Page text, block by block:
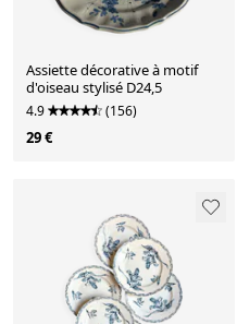
Assiette décorative à motif
d'oiseau stylisé D24,5
4.9 (156)
29 €